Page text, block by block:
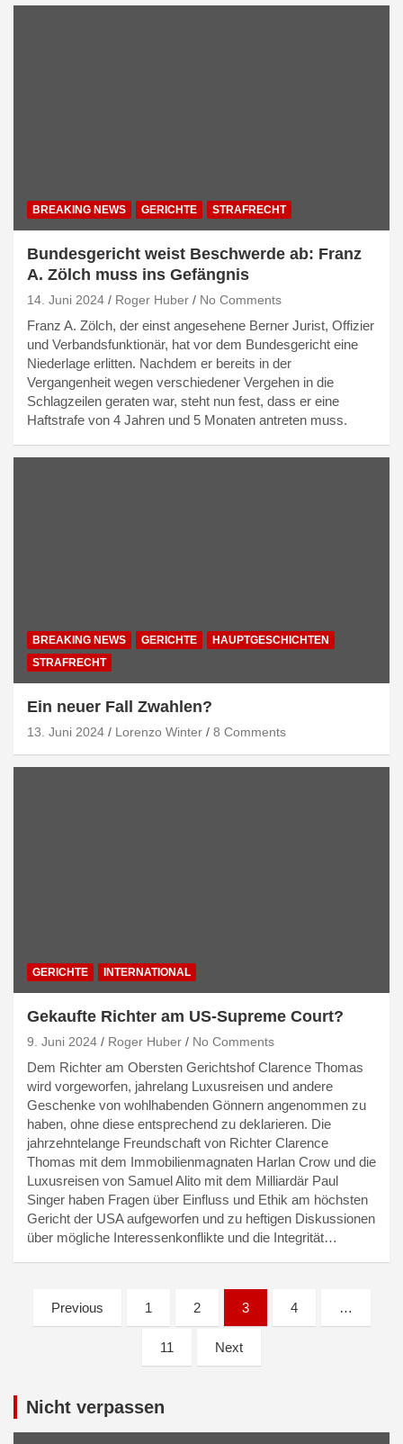
BREAKING NEWS GERICHTE STRAFRECHT
Bundesgericht weist Beschwerde ab: Franz
A. Zölch muss ins Gefängnis
14. Juni 2024 Roger Huber No Comments
Franz A. Zölch, der einst angesehene Berner Jurist, Offizier
und Verbandsfunktionär, hat vor dem Bundesgericht eine
Niederlage erlitten. Nachdem er bereits in der
Vergangenheit wegen verschiedener Vergehen in die
Schlagzeilen geraten war, steht nun fest, dass er eine
Haftstrafe von 4 Jahren und 5 Monaten antreten muss.
BREAKING NEWS GERICHTE
HAUPTGESCHICHTEN
STRAFRECHT
Ein neuer Fall Zwahlen?
13. Juni 2024 Lorenzo Winter 8 Comments
GERICHTE INTERNATIONAL
Gekaufte Richter am US-Supreme Court?
9. Juni 2024 Roger Huber No Comments
Dem Richter am Obersten Gerichtshof Clarence Thomas
wird vorgeworfen, jahrelang Luxusreisen und andere
Geschenke von wohlhabenden Gönnern angenommen zu
haben, ohne diese entsprechend zu deklarieren. Die
jahrzehntelange Freundschaft von Richter Clarence
Thomas mit dem Immobilienmagnaten Harlan Crow und die
Luxusreisen von Samuel Alito mit dem Milliardär Paul
Singer haben Fragen über Einfluss und Ethik am höchsten
Gericht der USA aufgeworfen und zu heftigen Diskussionen
über mögliche Interessenkonflikte und die Integrität…
Seitennummerierung
der
Previous 1 2 3 4 …
11 Next
Nicht verpassen